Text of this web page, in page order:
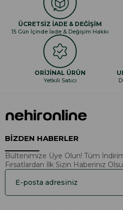
ÜCRETSİZ İADE & DEĞİŞİM
15 Gün İçinde İade & Değişim Hakkı
ORİJİNAL ÜRÜN
Yetkili Satıcı
BİZDEN HABERLER
Bültenimize Üye Olun! Tüm
Fırsatlardan İlk Sizin Haberiniz